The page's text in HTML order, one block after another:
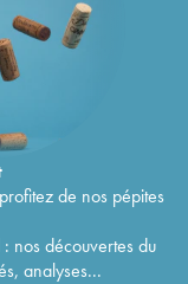
de nos pépites
nos découvertes du
analyses...